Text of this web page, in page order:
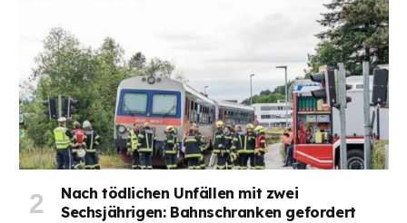
Nach tödlichen Unfällen mit zwei
Sechsjährigen: Bahnschranken gefordert